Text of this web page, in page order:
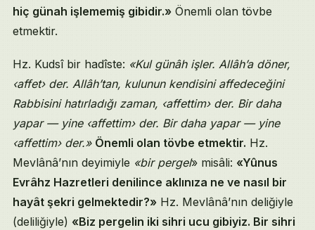
hiç günah işlememiş gibidir.» Önemli olan tövbe
etmektir.
Hz. Kudsî bir hadîste: «Kul günâh işler. Allâh’a döner,
‹affet› der. Allâh’tan, kulunun kendisini affedeceğini
Rabbisini hatırladığı zaman, ‹affettim› der. Bir daha
yapar — yine ‹affettim› der. Bir daha yapar — yine
‹affettim› der.» Önemli olan tövbe etmektir. Hz.
Mevlânâ’nın deyimiyle «bir pergel» misâli: «Yûnus
Evrâhz Hazretleri denilince aklınıza ne ve nasıl bir
hayât şekri gelmektedir?» Hz. Mevlânâ’nın deliğiyle
(deliliğiyle) «Biz pergelin iki sihri ucu gibiyiz. Bir sihri